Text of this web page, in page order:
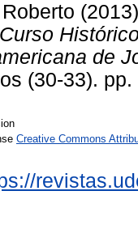
de
(30-33).
Creative Commons